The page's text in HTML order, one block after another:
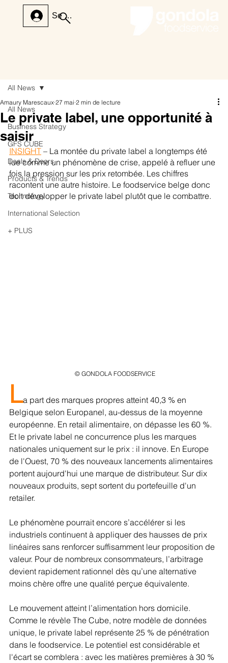
Se connecter
All News
Business Strategy
GFS CUBE
Deals & Doors
Products & Trends
Technology
International Selection
+ PLUS
All News
Le private label, une opportunité à
saisir
Amaury Marescaux 27 mai 2 min de lecture
INSIGHT – La montée du private label a longtemps été
lue comme un phénomène de crise, appelé à refluer une
fois la pression sur les prix retombée. Les chiffres
racontent une autre histoire. Le foodservice belge donc
doit développer le private label plutôt que le combattre.
© GONDOLA FOODSERVICE
La part des marques propres atteint 40,3 % en
Belgique selon Europanel, au-dessus de la moyenne
européenne. En retail alimentaire, on dépasse les 60 %.
Et le private label ne concurrence plus les marques
nationales uniquement sur le prix : il innove. En Europe
de l'Ouest, 70 % des nouveaux lancements alimentaires
portent aujourd'hui une marque de distributeur. Sur dix
nouveaux produits, sept sortent du portefeuille d'un
retailer.
Le phénomène pourrait encore s’accélérer si les
industriels continuent à appliquer des hausses de prix
linéaires sans renforcer suffisamment leur proposition de
valeur. Pour de nombreux consommateurs, l’arbitrage
devient rapidement rationnel dès qu’une alternative
moins chère offre une qualité perçue équivalente.
Le mouvement atteint l’alimentation hors domicile.
Comme le révèle The Cube, notre modèle de données
unique, le private label représente 25 % de pénétration
dans le foodservice. Le potentiel est considérable et
l'écart se comblera : avec les matières premières à 30 %